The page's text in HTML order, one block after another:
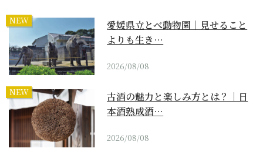
NEW
愛媛県立とべ動物園｜見せること
よりも生き…
2026/08/08
NEW
古酒の魅力と楽しみ方とは？｜日
本酒熟成酒…
2026/08/08